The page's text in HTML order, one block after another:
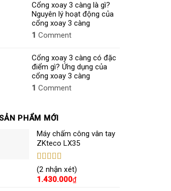
Cổng xoay 3 càng là gì?
Nguyên lý hoạt động của
cổng xoay 3 càng
1 Comment
Cổng xoay 3 càng có đặc
điểm gì? Ứng dụng của
cổng xoay 3 càng
1 Comment
PHẨM MỚI
Máy chấm công vân tay
ZKteco LX35
Được xếp
hạng5.005
sao
(2 nhận xét)
1.430.000₫